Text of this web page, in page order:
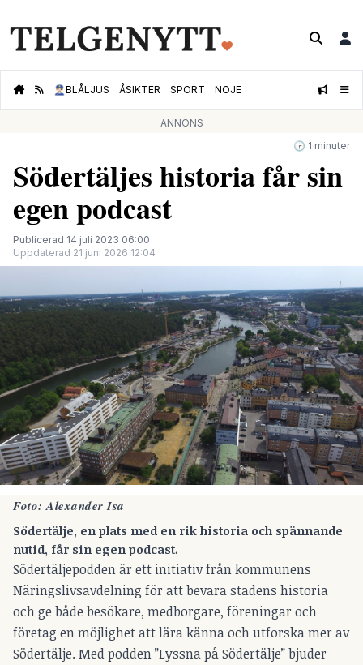
👮🏻‍♂️BLÅLJUS ÅSIKTER SPORT NÖJE
ANNONS
🕝 1 minuter
Södertäljes historia får sin
egen podcast
Publicerad 14 juli 2023 06:00
Uppdaterad 21 juni 2026 12:04
Foto: Alexander Isa
Södertälje, en plats med en rik historia och spännande
nutid, får sin egen podcast.
Södertäljepodden är ett initiativ från kommunens
Näringslivsavdelning för att bevara stadens historia
och ge både besökare, medborgare, föreningar och
företag en möjlighet att lära känna och utforska mer av
Södertälje. Med podden ”Lyssna på Södertälje” bjuder